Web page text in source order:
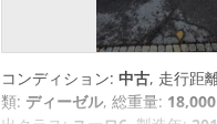
コンディション: 中古, 走行距
類: ディーゼル, 総重量: